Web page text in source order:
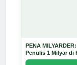
PENA
Penulis 1 Milyar di